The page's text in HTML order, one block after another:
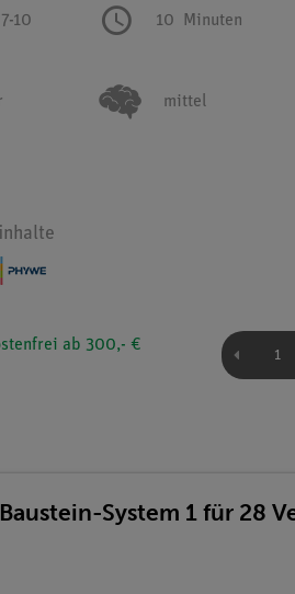
10 10 Minuten
mittel
ab 300,- €
System 1 für 28